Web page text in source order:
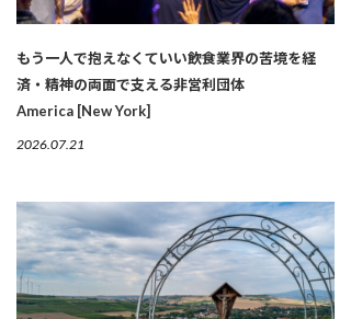
もう一人で抱えなくていい――飲食業界の苦境を経
済・精神の両面で支える非営利団体
America [New York]
2026.07.21